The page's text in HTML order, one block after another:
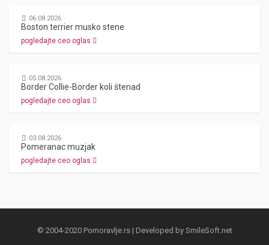
06.08.2026
Boston terrier musko stene
pogledajte ceo oglas
05.08.2026
Border Collie-Border koli štenad
pogledajte ceo oglas
03.08.2026
Pomeranac muzjak
pogledajte ceo oglas
© 2004-2020 Pomoravlje.rs | Developed by SmileSoft.net